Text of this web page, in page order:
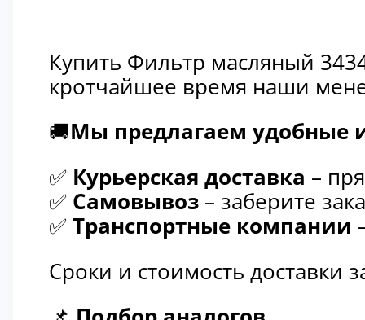
Купить Фильтр масляный
кротчайшее время наши
🚚Мы предлагаем удобные
✅ Курьерская доставка –
✅ Самовывоз – заберите
✅ Транспортные компании
Сроки и стоимость доставки